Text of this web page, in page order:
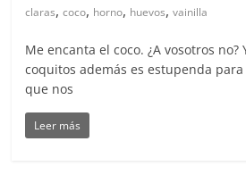
claras,coco, horno, huevos,vainilla
Me encanta el coco. ¿A vosotros no?
coquitos además es estupenda
que nos
Leer más